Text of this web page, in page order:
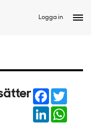
Logga in
Facebook
LinkedIn